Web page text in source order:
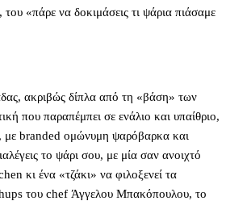
«πάρε να δοκιμάσεις τι ψάρια πιάσαμε
ακριβώς δίπλα από τη «βάση» των
που παραπέμπει σε ενάλιο και υπαίθριο,
branded ομώνυμη ψαρόβαρκα και
το ψάρι σου, με μία σαν ανοιχτό
κι ένα «τζάκι» να φιλοξενεί τα
του chef Άγγελου Μπακόπουλου, το